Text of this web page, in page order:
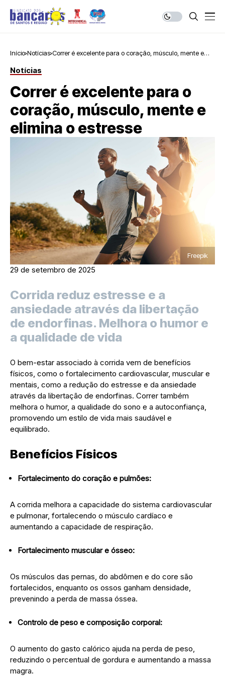
Início Notícias Correr é excelente para o coração, músculo, mente e
Notícias
Correr é excelente para o
coração, músculo, mente e
elimina o estresse
Freepik
29 de setembro de 2025
Corrida reduz estresse e a
ansiedade através da libertação
de endorfinas. Melhora o humor e
a qualidade de vida
O bem-estar associado à corrida vem de benefícios
físicos, como o fortalecimento cardiovascular, muscular e
mentais, como a redução do estresse e da ansiedade
através da libertação de endorfinas. Correr também
melhora o humor, a qualidade do sono e a autoconfiança,
promovendo um estilo de vida mais saudável e
equilibrado.
Benefícios Físicos
Fortalecimento do coração e pulmões:
A corrida melhora a capacidade do sistema cardiovascular
e pulmonar, fortalecendo o músculo cardíaco e
aumentando a capacidade de respiração.
Fortalecimento muscular e ósseo:
Os músculos das pernas, do abdômen e do core são
fortalecidos, enquanto os ossos ganham densidade,
prevenindo a perda de massa óssea.
Controlo de peso e composição corporal:
O aumento do gasto calórico ajuda na perda de peso,
reduzindo o percentual de gordura e aumentando a massa
magra.